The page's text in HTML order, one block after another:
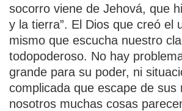
socorro viene de Jehová, que
y la tierra”. El Dios que creó el
mismo que escucha nuestro
todopoderoso. No hay
grande para su poder, ni
complicada que escape de sus
nosotros muchas cosas